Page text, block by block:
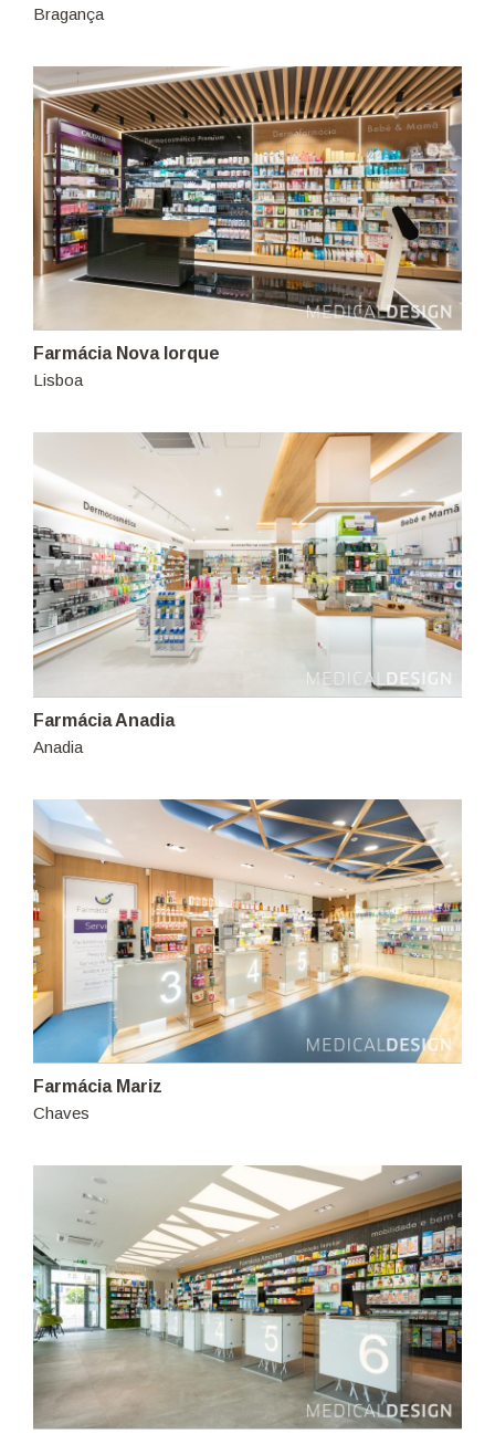
Bragança
Farmácia Nova Iorque
Lisboa
Farmácia Anadia
Anadia
Farmácia Mariz
Chaves